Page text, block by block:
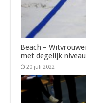
Beach –
met degelijk
20 juli 2022